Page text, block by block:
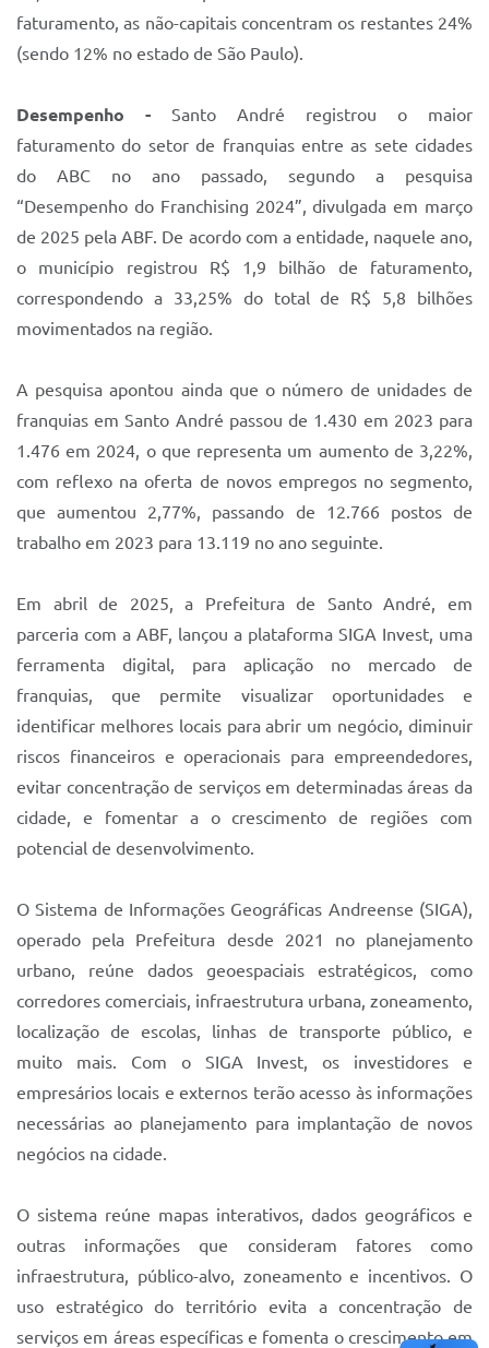
faturamento, as não-capitais concentram os restantes 24%
(sendo 12% no estado de São Paulo).
Desempenho - Santo André registrou o maior
faturamento do setor de franquias entre as sete cidades
do ABC no ano passado, segundo a pesquisa
“Desempenho do Franchising 2024”, divulgada em março
de 2025 pela ABF. De acordo com a entidade, naquele ano,
o município registrou R$ 1,9 bilhão de faturamento,
correspondendo a 33,25% do total de R$ 5,8 bilhões
movimentados na região.
A pesquisa apontou ainda que o número de unidades de
franquias em Santo André passou de 1.430 em 2023 para
1.476 em 2024, o que representa um aumento de 3,22%,
com reflexo na oferta de novos empregos no segmento,
que aumentou 2,77%, passando de 12.766 postos de
trabalho em 2023 para 13.119 no ano seguinte.
Em abril de 2025, a Prefeitura de Santo André, em
parceria com a ABF, lançou a plataforma SIGA Invest, uma
ferramenta digital, para aplicação no mercado de
franquias, que permite visualizar oportunidades e
identificar melhores locais para abrir um negócio, diminuir
riscos financeiros e operacionais para empreendedores,
evitar concentração de serviços em determinadas áreas da
cidade, e fomentar a o crescimento de regiões com
potencial de desenvolvimento.
O Sistema de Informações Geográficas Andreense (SIGA),
operado pela Prefeitura desde 2021 no planejamento
urbano, reúne dados geoespaciais estratégicos, como
corredores comerciais, infraestrutura urbana, zoneamento,
localização de escolas, linhas de transporte público, e
muito mais. Com o SIGA Invest, os investidores e
empresários locais e externos terão acesso às informações
necessárias ao planejamento para implantação de novos
negócios na cidade.
O sistema reúne mapas interativos, dados geográficos e
outras informações que consideram fatores como
infraestrutura, público-alvo, zoneamento e incentivos. O
uso estratégico do território evita a concentração de
serviços em áreas específicas e fomenta o crescimento em